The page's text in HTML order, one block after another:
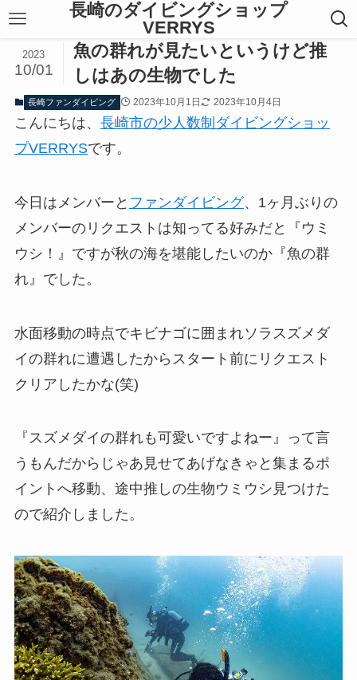
長崎のダイビングショップ
VERRYS
魚の群れが見たいというけど推
しはあの生物でした
2023
10/01
長崎ファンダイビング 2023年10月1日 2023年10月4日
こんにちは、 長崎市の少人数制ダイビングショッ
プVERRYSです。
今日はメンバーと ファンダイビング、1ヶ月ぶりの
メンバーのリクエストは知ってる好みだと『ウミ
ウシ！』ですが秋の海を堪能したいのか『魚の群
れ』でした。
水面移動の時点でキビナゴに囲まれソラスズメダ
イの群れに遭遇したからスタート前にリクエスト
クリアしたかな(笑)
『スズメダイの群れも可愛いですよねー』って言
うもんだからじゃあ見せてあげなきゃと集まるポ
イントへ移動、途中推しの生物ウミウシ見つけた
ので紹介しました。